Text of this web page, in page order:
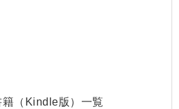
籍（Kindle版）一覧